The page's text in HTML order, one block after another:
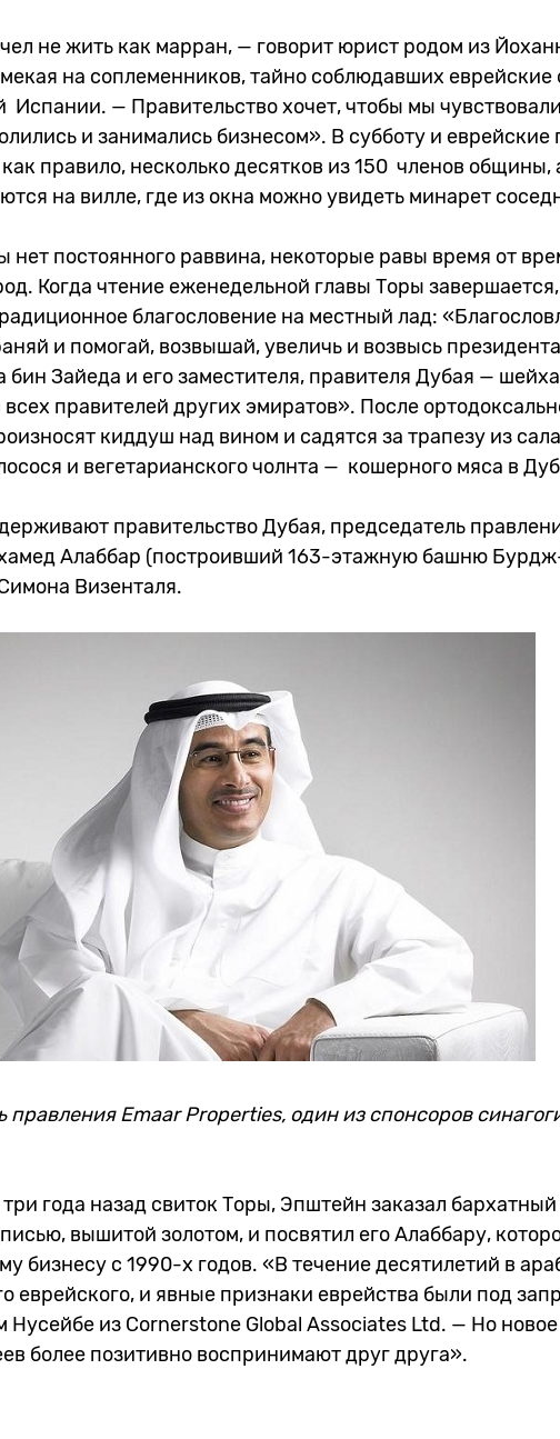
не жить как марран, — говорит юрист родом из
на соплеменников, тайно соблюдавших еврейские
Испании. — Правительство хочет, чтобы мы
и занимались бизнесом». В субботу и еврейские
правило, несколько десятков из 150 членов общины,
на вилле, где из окна можно увидеть минарет
нет постоянного раввина, некоторые равы время от
Когда чтение еженедельной главы Торы
благословение на местный лад:
и помогай, возвышай, увеличь и возвысь
бин Зайеда и его заместителя, правителя Дубая —
правителей других эмиратов». После
киддуш над вином и садятся за трапезу из
и вегетарианского чолнта — кошерного мяса в
правительство Дубая, председатель
Алаббар (построивший 163-этажную башню
Визенталя.
правления Emaar Properties, один из спонсоров
года назад свиток Торы, Эпштейн заказал
вышитой золотом, и посвятил его Алаббару,
бизнесу с 1990-х годов. «В течение десятилетий в
еврейского, и явные признаки еврейства были под
Нусейбе из Cornerstone Global Associates Ltd. — Но
более позитивно воспринимают друг друга».